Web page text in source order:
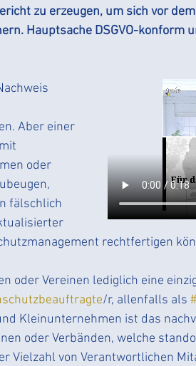
Informationspflicht
Bedrohungslage
Ehrenamt Web
Effizienz
zu erzeugen, um sich vor
Hauptsache DSGVO-konform
Aber einer
oder
fälschlich
rechtfertigen
oder Vereinen lediglich eine
/r, allenfalls als
Kleinunternehmen ist das
oder Verbänden, welche
Vielzahl von Verantwortlichen